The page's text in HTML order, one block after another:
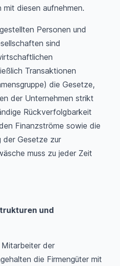
diesen aufnehmen.
Personen und
sind
Transaktionen
die Gesetze,
der Unternehmen strikt
Rückverfolgbarkeit
Finanzströme sowie die
der Gesetze zur
muss zu jeder Zeit
und
der
die Firmengüter mit